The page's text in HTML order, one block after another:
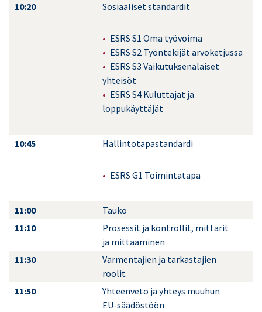
10:20
Sosiaaliset standardit
ESRS S1 Oma työvoima
ESRS S2 Työntekijät arvoketjussa
ESRS S3 Vaikutuksenalaiset
yhteisöt
ESRS S4 Kuluttajat ja
loppukäyttäjät
10:45 Hallintotapastandardi
ESRS G1 Toimintatapa
11:00
Tauko
11:10
Prosessit ja kontrollit, mittarit
ja mittaaminen
11:30
Varmentajien ja tarkastajien
roolit
11:50
Yhteenveto ja yhteys muuhun
EU-säädöstöön